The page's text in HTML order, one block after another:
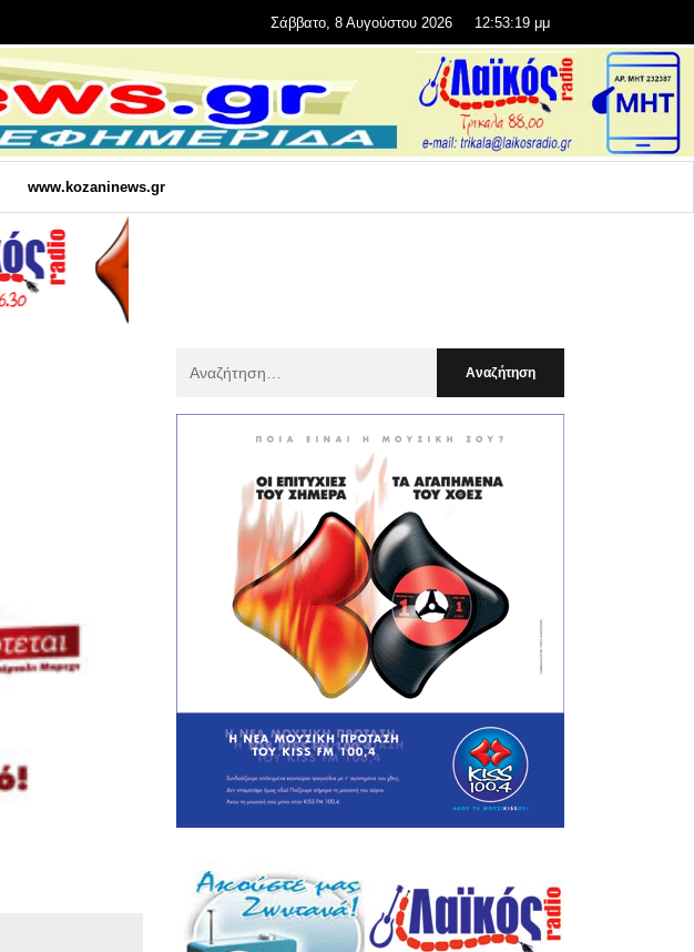
Σάββατο, 8 Αυγούστου 2026 12:53:21 μμ
www.kozaninews.gr
: